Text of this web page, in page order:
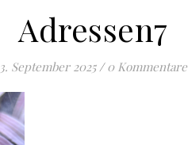
Adressen7
3. September 2025 / 0 Kommentare